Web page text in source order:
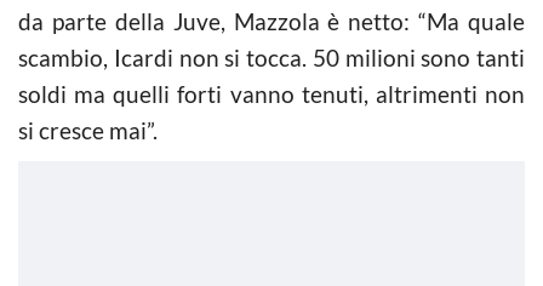
da parte della Juve, Mazzola è netto: “Ma quale
scambio, Icardi non si tocca. 50 milioni sono tanti
soldi ma quelli forti vanno tenuti, altrimenti non
si cresce mai”.